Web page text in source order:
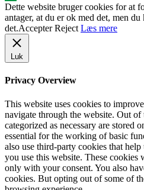
Dette website bruger cookies for at
antager, at du er ok med det, men
det.Accepter Reject Læs mere
Luk
Privacy Overview
This website uses cookies to
navigate through the website. Out of
categorized as necessary are stored
essential for the working of basic
also use third-party cookies that
you use this website. These
only with your consent. You also
cookies. But opting out of some of